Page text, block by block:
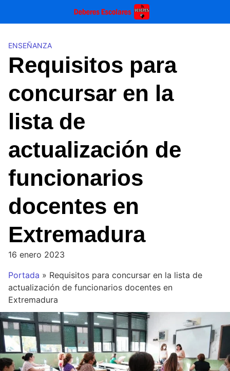
ENSEÑANZA
Requisitos para
concursar en la
lista de
actualización de
funcionarios
docentes en
Extremadura
16 enero 2023
Portada » Requisitos para concursar en la lista de
actualización de funcionarios docentes en
Extremadura